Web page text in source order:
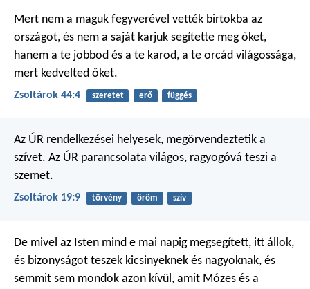
Mert nem a maguk fegyverével vették birtokba az
országot, és nem a saját karjuk segítette meg őket,
hanem a te jobbod és a te karod, a te orcád világossága,
mert kedvelted őket.
Zsoltárok 44:4 szeretet erő függés
Az ÚR rendelkezései helyesek, megörvendeztetik a
szívet. Az ÚR parancsolata világos, ragyogóvá teszi a
szemet.
Zsoltárok 19:9 törvény öröm szív
De mivel az Isten mind e mai napig megsegített, itt állok,
és bizonyságot teszek kicsinyeknek és nagyoknak, és
semmit sem mondok azon kívül, amit Mózes és a